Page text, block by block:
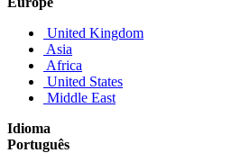
United Kingdom
Asia
Africa
United States
Middle East
Idioma
Português